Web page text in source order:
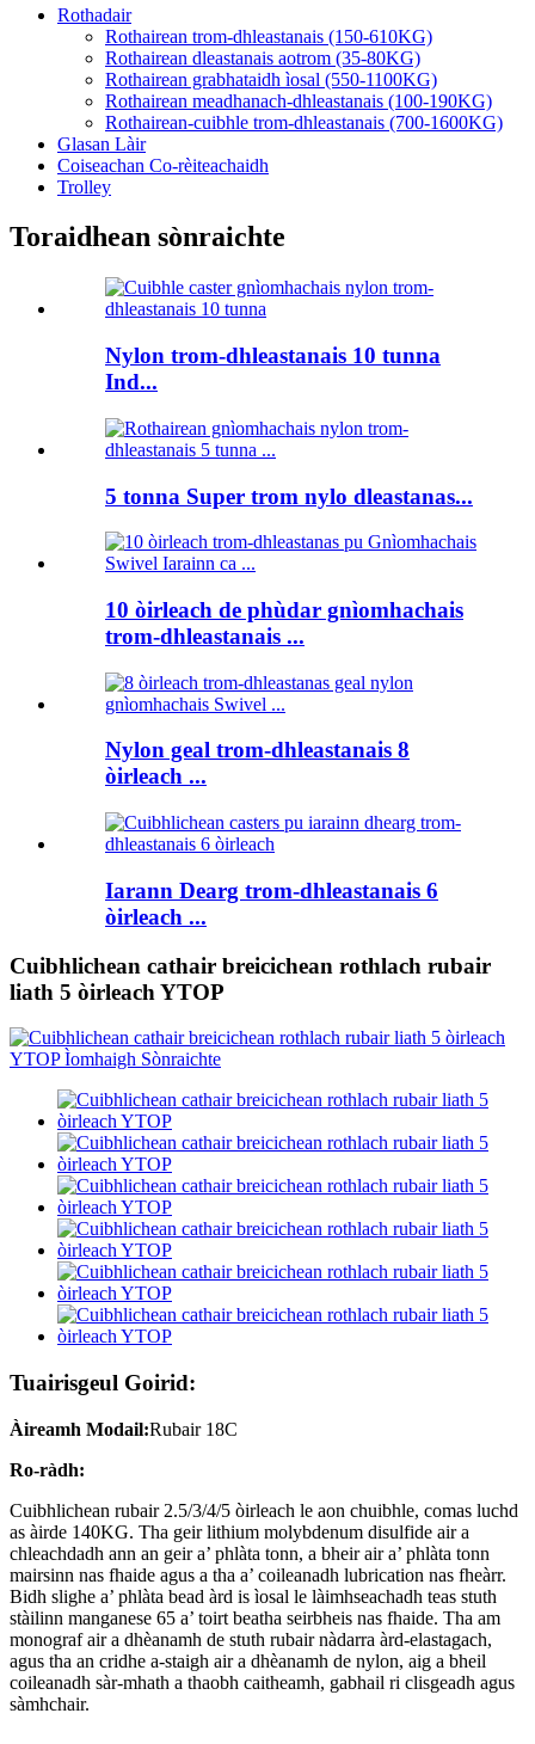
Rothadair
Rothairean trom-dhleastanais (150-610KG)
Rothairean dleastanais aotrom (35-80KG)
Rothairean grabhataidh ìosal (550-1100KG)
Rothairean meadhanach-dhleastanais (100-190KG)
Rothairean-cuibhle trom-dhleastanais (700-1600KG)
Glasan Làir
Coiseachan Co-rèiteachaidh
Trolley
Toraidhean sònraichte
Nylon trom-dhleastanais 10 tunna
Ind...
5 tonna Super trom nylo dleastanas...
10 òirleach de phùdar gnìomhachais
trom-dhleastanais ...
Nylon geal trom-dhleastanais 8
òirleach ...
Iarann ​​Dearg trom-dhleastanais 6
òirleach ...
Cuibhlichean cathair breicichean rothlach rubair
liath 5 òirleach YTOP
Tuairisgeul Goirid:
Àireamh Modail:Rubair 18C
Ro-ràdh:
Cuibhlichean rubair 2.5/3/4/5 òirleach le aon chuibhle, comas luchd
as àirde 140KG. Tha geir lithium molybdenum disulfide air a
chleachdadh ann an geir a’ phlàta tonn, a bheir air a’ phlàta tonn
mairsinn nas fhaide agus a tha a’ coileanadh lubrication nas fheàrr.
Bidh slighe a’ phlàta bead àrd is ìosal le làimhseachadh teas stuth
stàilinn manganese 65 a’ toirt beatha seirbheis nas fhaide. Tha am
monograf air a dhèanamh de stuth rubair nàdarra àrd-elastagach,
agus tha an cridhe a-staigh air a dhèanamh de nylon, aig a bheil
coileanadh sàr-mhath a thaobh caitheamh, gabhail ri clisgeadh agus
sàmhchair.